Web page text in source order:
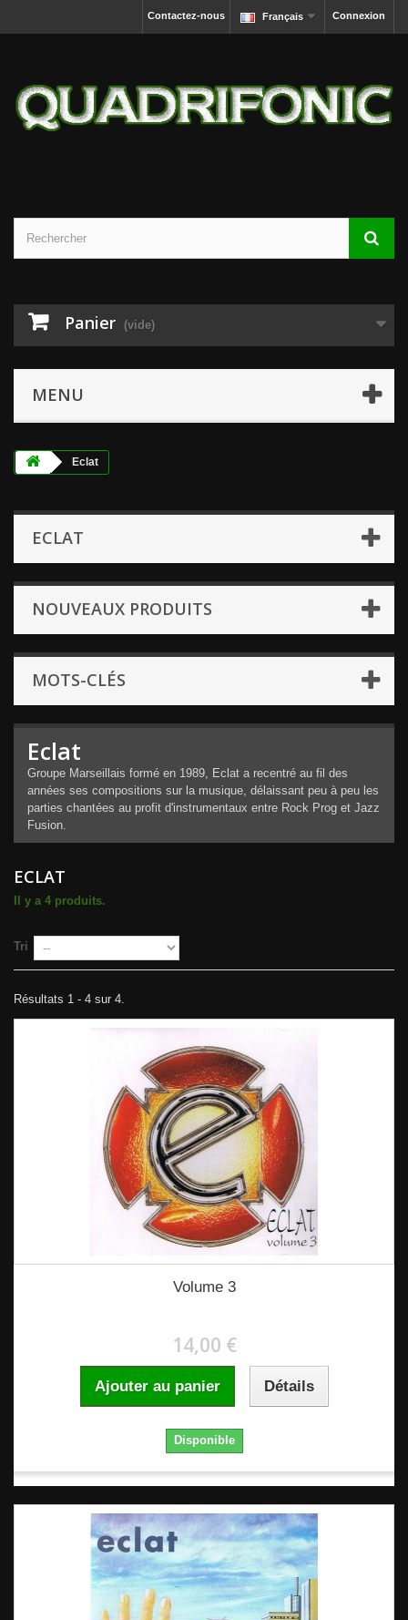
Connexion
Français
Contactez-nous
Panier (vide)
MENU
Eclat
ECLAT
NOUVEAUX PRODUITS
MOTS-CLÉS
Eclat
Groupe Marseillais formé en 1989, Eclat a recentré au fil des
années ses compositions sur la musique, délaissant peu à peu les
parties chantées au profit d'instrumentaux entre Rock Prog et Jazz
Fusion.
ECLAT
Il y a 4 produits.
Tri
Résultats 1 - 4 sur 4.
Volume 3
14,00 €
Ajouter au panier Détails
Disponible